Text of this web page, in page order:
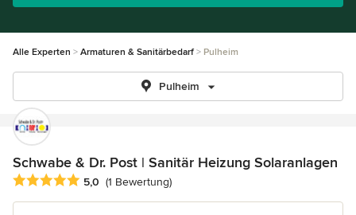
Alle Experten Armaturen & Sanitärbedarf Pulheim
Pulheim
Schwabe & Dr. Post | Sanitär Heizung Solaranlagen
Durchschnittliche Bewertung: 5 von 5 Sternen
5,0 (1 Bewertung)